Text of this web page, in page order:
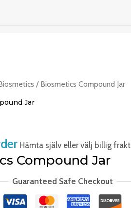
/ Biosmetics Compound Jar
Jar
Hämta själv eller välj billig frakt
Compound Jar
Guaranteed Safe Checkout